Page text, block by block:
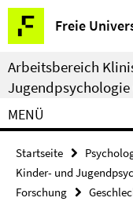
Springe
direkt
zu
Inhalt
Freie
Service-
Navigation
Arbeitsbereich
MENÜ
Startseite
Kinder- und
Forschung